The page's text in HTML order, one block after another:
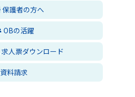
保護者の方へ
OBの活躍
求人票ダウンロード
資料請求